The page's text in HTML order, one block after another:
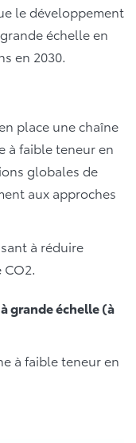
le développement
échelle en
en 2030.
place une chaîne
à faible teneur en
globales de
aux approches
à réduire
CO2.
grande échelle (à
à faible teneur en